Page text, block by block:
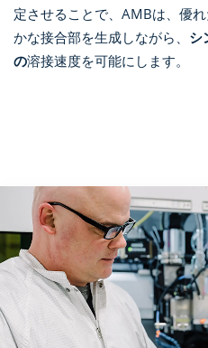
定させることで、AMBは、優
かな接合部を生成しながら、 シ
の溶接速度を可能にします。